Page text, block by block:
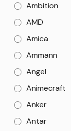
Ambition
AMD
Amica
Ammann
Angel
Animecraft
Anker
Antar